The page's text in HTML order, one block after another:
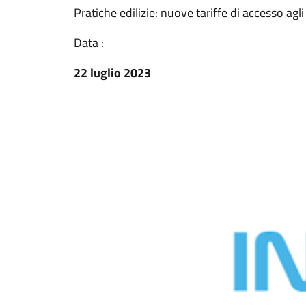
Pratiche edilizie: nuove tariffe di accesso
Data :
22 luglio 2023